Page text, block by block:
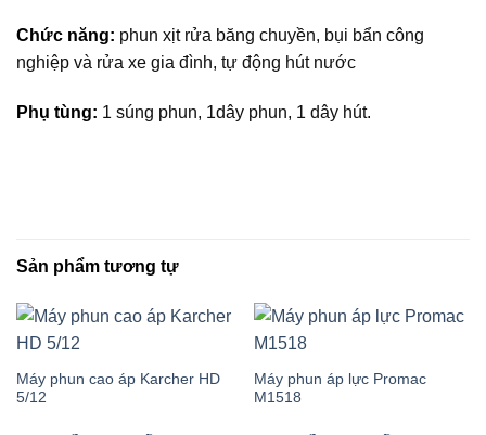
Chức năng: phun xịt rửa băng chuyền, bụi bẩn công
nghiệp và rửa xe gia đình, tự động hút nước
Phụ tùng: 1 súng phun, 1dây phun, 1 dây hút.
Sản phẩm tương tự
Máy phun cao áp Karcher HD
5/12
Máy phun áp lực Promac
M1518